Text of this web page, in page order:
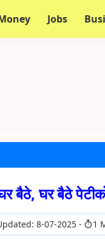
Jobs
बैठे, घर बैठे
8-07-2025 1